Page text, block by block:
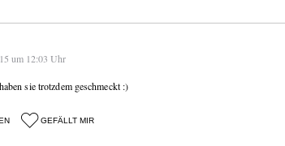
um 12:03 Uhr
sie trotzdem geschmeckt :)
GEFÄLLT MIR